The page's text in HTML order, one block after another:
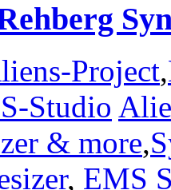
Project,
Studio
& more,
, EMS